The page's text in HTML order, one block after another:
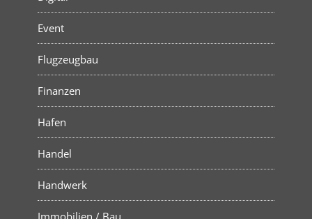
Event
Flugzeugbau
Finanzen
Hafen
Handel
Handwerk
Immobilien / Bau